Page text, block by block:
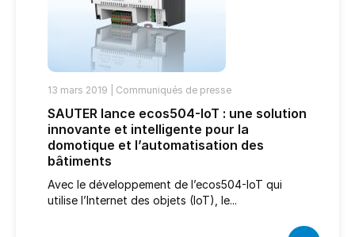
13 mars 2019 | Communiqués de presse
SAUTER lance ecos504-IoT : une solution
innovante et intelligente pour la
domotique et l’automatisation des
bâtiments
Avec le développement de l’ecos504-IoT qui
utilise l’Internet des objets (IoT), le...